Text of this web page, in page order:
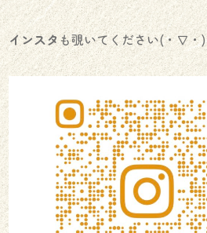
インスタも覗いてください(・∇・)